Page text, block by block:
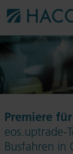
Premiere
eos.uptrade-
Busfahren in